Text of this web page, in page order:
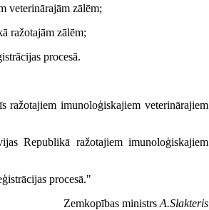
veterinārajām zālēm;
ražotajām zālēm;
procesā.
imunoloģiskajiem veterinārajiem
Republikā ražotajiem imunoloģiskajiem
procesā."
Zemkopības ministrs A.Slakteris